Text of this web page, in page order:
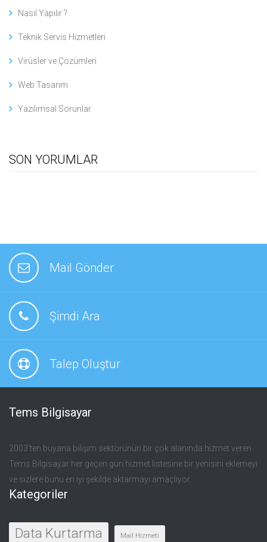
Nasıl Yapılır ?
Teknik Servis Hizmetleri
Virüsler ve Çözümleri
Web Tasarım
Yazılımsal Sorunlar
SON YORUMLAR
Mail Gönder
Şimdi Ara
Talep Oluştur
Tems Bilgisayar
2003’ten buyana bilişim sektörünün bir çok alanında hizmet veren
Tems Bilgisayar her geçen gün hizmet listesine bir yenisini eklemeyi
ve sizlere bunu en iyi şekilde aktarmayı amaçlıyor.
Kategoriler
Data Kurtarma Mail Hizmeti